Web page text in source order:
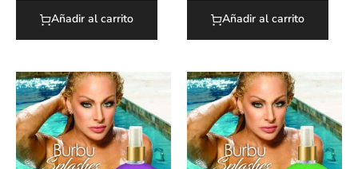
Añadir al carrito Añadir al carrito